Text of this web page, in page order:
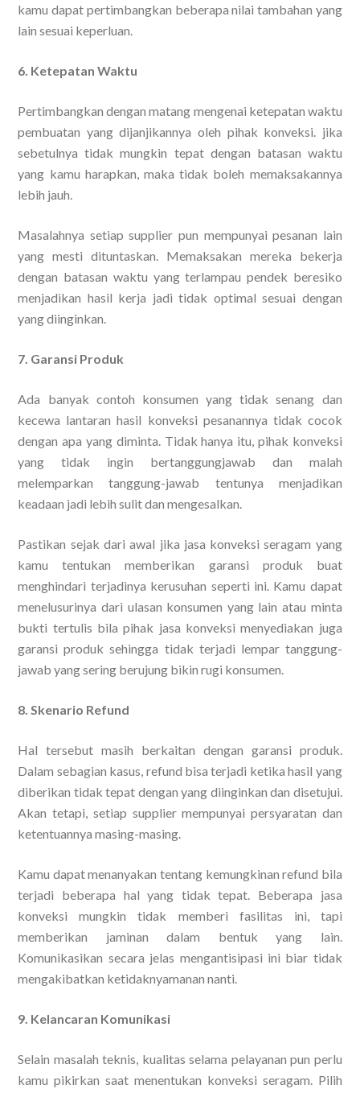
kamu dapat pertimbangkan beberapa nilai tambahan yang
lain sesuai keperluan.
6. Ketepatan Waktu
Pertimbangkan dengan matang mengenai ketepatan waktu
pembuatan yang dijanjikannya oleh pihak konveksi. jika
sebetulnya tidak mungkin tepat dengan batasan waktu
yang kamu harapkan, maka tidak boleh memaksakannya
lebih jauh.
Masalahnya setiap supplier pun mempunyai pesanan lain
yang mesti dituntaskan. Memaksakan mereka bekerja
dengan batasan waktu yang terlampau pendek beresiko
menjadikan hasil kerja jadi tidak optimal sesuai dengan
yang diinginkan.
7. Garansi Produk
Ada banyak contoh konsumen yang tidak senang dan
kecewa lantaran hasil konveksi pesanannya tidak cocok
dengan apa yang diminta. Tidak hanya itu, pihak konveksi
yang tidak ingin bertanggungjawab dan malah
melemparkan tanggung-jawab tentunya menjadikan
keadaan jadi lebih sulit dan mengesalkan.
Pastikan sejak dari awal jika jasa konveksi seragam yang
kamu tentukan memberikan garansi produk buat
menghindari terjadinya kerusuhan seperti ini. Kamu dapat
menelusurinya dari ulasan konsumen yang lain atau minta
bukti tertulis bila pihak jasa konveksi menyediakan juga
garansi produk sehingga tidak terjadi lempar tanggung-
jawab yang sering berujung bikin rugi konsumen.
8. Skenario Refund
Hal tersebut masih berkaitan dengan garansi produk.
Dalam sebagian kasus, refund bisa terjadi ketika hasil yang
diberikan tidak tepat dengan yang diinginkan dan disetujui.
Akan tetapi, setiap supplier mempunyai persyaratan dan
ketentuannya masing-masing.
Kamu dapat menanyakan tentang kemungkinan refund bila
terjadi beberapa hal yang tidak tepat. Beberapa jasa
konveksi mungkin tidak memberi fasilitas ini, tapi
memberikan jaminan dalam bentuk yang lain.
Komunikasikan secara jelas mengantisipasi ini biar tidak
mengakibatkan ketidaknyamanan nanti.
9. Kelancaran Komunikasi
Selain masalah teknis, kualitas selama pelayanan pun perlu
kamu pikirkan saat menentukan konveksi seragam. Pilih